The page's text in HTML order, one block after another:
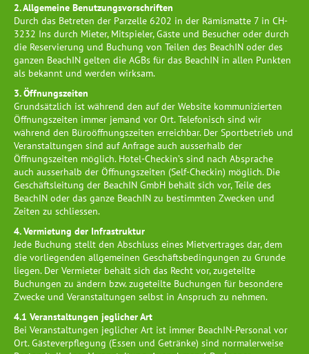
2. Allgemeine Benutzungsvorschriften
Durch das Betreten der Parzelle 6202 in der Rämismatte 7 in CH-
3232 Ins durch Mieter, Mitspieler, Gäste und Besucher oder durch
die Reservierung und Buchung von Teilen des BeachIN oder des
ganzen BeachIN gelten die AGBs für das BeachIN in allen Punkten
als bekannt und werden wirksam.
3. Öffnungszeiten
Grundsätzlich ist während den auf der Website kommunizierten
Öffnungszeiten immer jemand vor Ort. Telefonisch sind wir
während den Büroöffnungszeiten erreichbar. Der Sportbetrieb und
Veranstaltungen sind auf Anfrage auch ausserhalb der
Öffnungszeiten möglich. Hotel-Checkin’s sind nach Absprache
auch ausserhalb der Öffnungszeiten (Self-Checkin) möglich. Die
Geschäftsleitung der BeachIN GmbH behält sich vor, Teile des
BeachIN oder das ganze BeachIN zu bestimmten Zwecken und
Zeiten zu schliessen.
4. Vermietung der Infrastruktur
Jede Buchung stellt den Abschluss eines Mietvertrages dar, dem
die vorliegenden allgemeinen Geschäftsbedingungen zu Grunde
liegen. Der Vermieter behält sich das Recht vor, zugeteilte
Buchungen zu ändern bzw. zugeteilte Buchungen für besondere
Zwecke und Veranstaltungen selbst in Anspruch zu nehmen.
4.1 Veranstaltungen jeglicher Art
Bei Veranstaltungen jeglicher Art ist immer BeachIN-Personal vor
Ort. Gästeverpflegung (Essen und Getränke) sind normalerweise